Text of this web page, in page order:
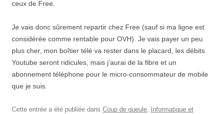
ceux de Free.
Je vais donc sûrement repartir chez Free (sauf si ma ligne est
considérée comme rentable pour OVH). Je vais payer un peu
plus cher, mon boîtier télé va rester dans le placard, les débits
Youtube seront ridicules, mais j’aurai de la fibre et un
abonnement téléphone pour le micro-consommateur de mobile
que je suis.
Cette entrée a été publiée dans Coup de gueule,
Informatique et